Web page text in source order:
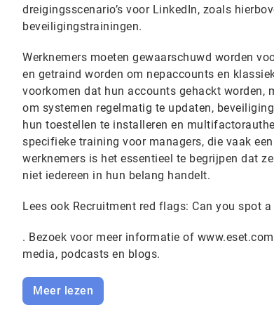
dreigingsscenario’s voor LinkedIn, zoals
beveiligingstrainingen.
Werknemers moeten gewaarschuwd worden
en getraind worden om nepaccounts en
voorkomen dat hun accounts gehackt worden,
om systemen regelmatig te updaten,
hun toestellen te installeren en
specifieke training voor managers, die vaak
werknemers is het essentieel te begrijpen dat
niet iedereen in hun belang handelt.
Lees ook Recruitment red flags: Can you spot
. Bezoek voor meer informatie of
media, podcasts en blogs.
Meer lezen